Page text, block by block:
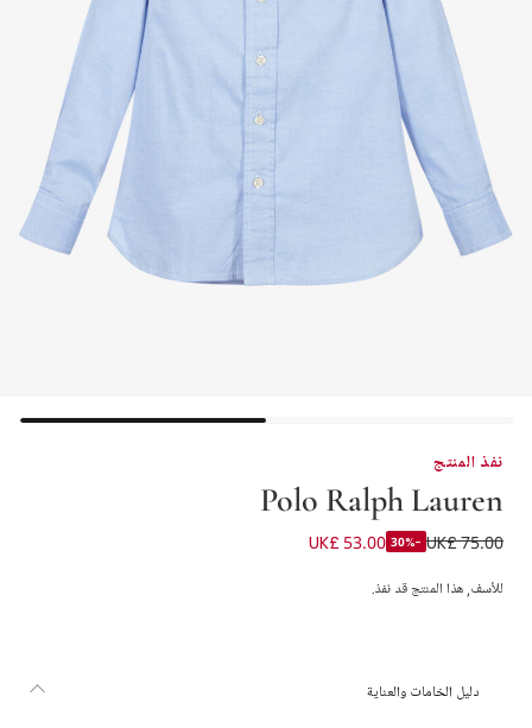
نفذ المنتج
Polo Ralph Lauren
قميص قطن بشعار لون أزرق للأولاد
UK£ 75.00
-30%
UK£ 53.00
للأسف, هذا المنتج قد نفذ.
دليل الخامات والعناية